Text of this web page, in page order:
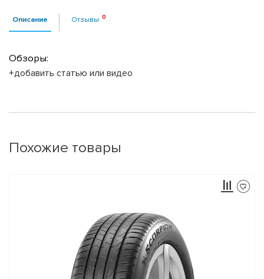
Описание Отзывы
Обзоры:
+добавить статью или видео
Похожие товары